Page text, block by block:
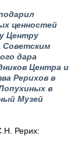
ценностей
Центру
Советским
дара
Центра и
Рерихов в
в
Музей
Рерих: